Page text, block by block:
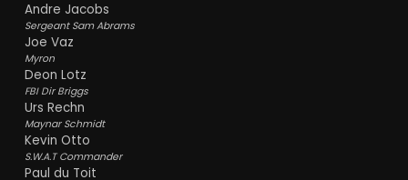
Andre Jacobs
Sergeant Sam Abrams
Joe Vaz
Myron
Deon Lotz
FBI Dir Briggs
Urs Rechn
Maynar Schmidt
Kevin Otto
S.W.A.T Commander
Paul du Toit